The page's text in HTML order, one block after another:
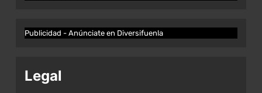
Publicidad - Anúnciate en Diversifuenla
Legal